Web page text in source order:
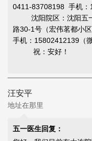
0411-83708198 手机：
沈阳院区：沈阳五一
路30-1号（宏伟茗都小
手机：15802412139（
祝：安好！
汪安平
地址在那里
五一医生回复：